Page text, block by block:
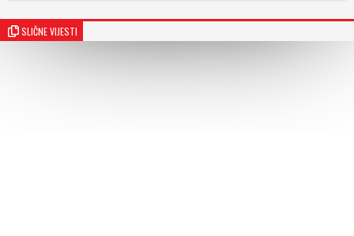
SLIČNE VIJESTI